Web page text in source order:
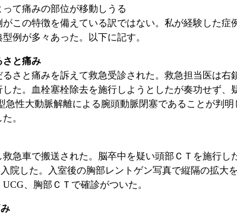
て痛みの部位が移動しうる
この特徴を備えている訳ではない。私が経験した症
例が多々あった。以下に記す。
さと痛み
と痛みを訴えて救急受診された。救急担当医は右
た。血栓塞栓除去を施行しようとしたが奏功せず、
急性大動脈解離による腕頭動脈閉塞であることが判
。
車で搬送された。脳卒中を疑い頭部ＣＴを施行し
院した。入室後の胸部レントゲン写真で縦隔の拡大
、胸部ＣＴで確診がついた。